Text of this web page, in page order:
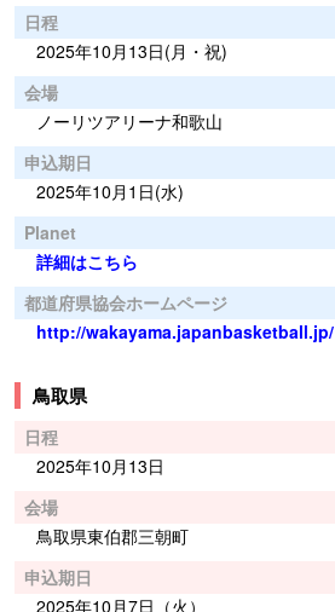
日程
2025年10月13日(月・祝)
会場
ノーリツアリーナ和歌山
申込期日
2025年10月1日(水)
Planet
詳細はこちら
都道府県協会ホームページ
http://wakayama.japanbasketball.jp/
鳥取県
日程
2025年10月13日
会場
鳥取県東伯郡三朝町
申込期日
2025年10月7日（火）